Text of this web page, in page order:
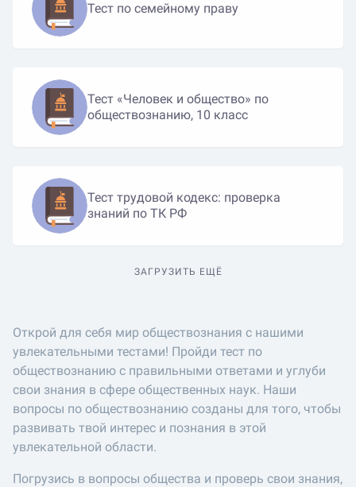
Тест по семейному праву
Тест «Человек и общество» по
обществознанию, 10 класс
Тест трудовой кодекс: проверка
знаний по ТК РФ
ЗАГРУЗИТЬ ЕЩЁ
Открой для себя мир обществознания с нашими
увлекательными тестами! Пройди тест по
обществознанию с правильными ответами и углуби
свои знания в сфере общественных наук. Наши
вопросы по обществознанию созданы для того, чтобы
развивать твой интерес и познания в этой
увлекательной области.
Погрузись в вопросы общества и проверь свои знания,